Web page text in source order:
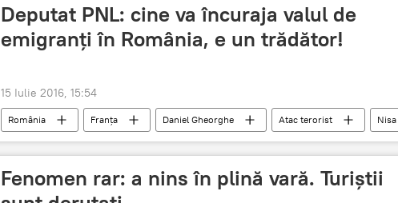
Deputat PNL: cine va încuraja valul de
emigranți în România, e un trădător!
15 Iulie 2016, 15:54
România Franța Daniel Gheorghe Atac terorist Nisa
Fenomen rar: a nins în plină vară. Turiștii